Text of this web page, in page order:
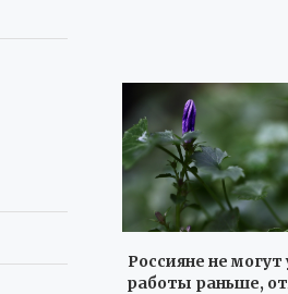
Россияне не могут
работы раньше,